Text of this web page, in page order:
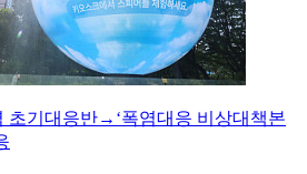
초기대응반→‘폭염대응 비상대책본